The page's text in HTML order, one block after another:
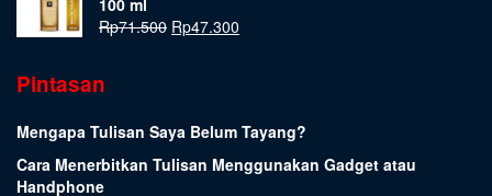
100 ml
Rp71.500 Rp47.300
Pintasan
Mengapa Tulisan Saya Belum Tayang?
Cara Menerbitkan Tulisan Menggunakan Gadget atau
Handphone